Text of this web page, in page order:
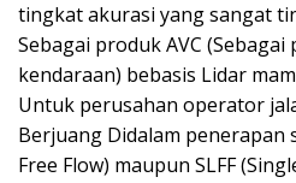
tingkat akurasi yang sangat
Sebagai produk AVC
kendaraan) bebasis Lidar
Untuk perusahan operator
Berjuang Didalam penerapan
Free Flow) maupun SLFF